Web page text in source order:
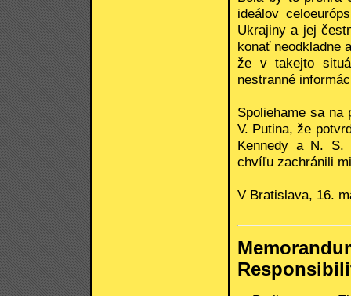
ideálov
Ukrajiny a jej
konať neodkladne
že v takejto
nestranné
Spoliehame sa na
V. Putina, že
Kennedy a N. S.
chvíľu zachránili
V Bratislava, 16.